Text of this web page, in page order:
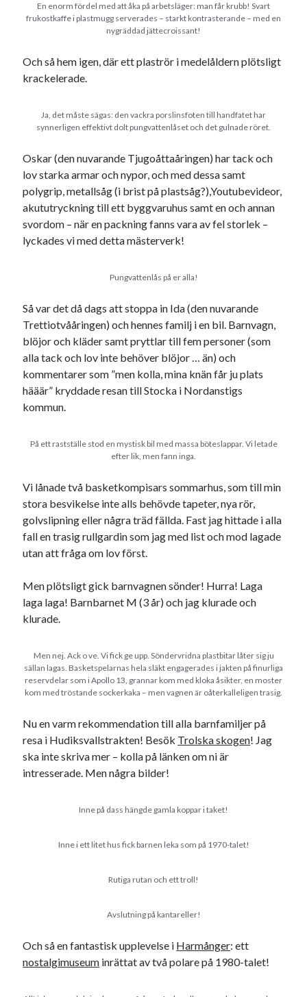
En enorm fördel med att åka på arbetsläger: man får krubb! Svart
frukostkaffe i plastmugg serverades – starkt kontrasterande – med en
nygräddad jättecroissant!
Och så hem igen, där ett plaströr i medelåldern plötsligt
krackelerade.
Ja, det måste sägas: den vackra porslinsfoten till handfatet har
synnerligen effektivt dolt pungvattenlåset och det gulnade röret.
Oskar (den nuvarande Tjugoåttaåringen) har tack och
lov starka armar och nypor, och med dessa samt
polygrip, metallsåg (i brist på plastsåg?),Youtubevideor,
akututryckning till ett byggvaruhus samt en och annan
svordom – när en packning fanns vara av fel storlek –
lyckades vi med detta mästerverk!
Pungvattenlås på er alla!
Så var det då dags att stoppa in Ida (den nuvarande
Trettiotvååringen) och hennes familj i en bil. Barnvagn,
blöjor och kläder samt pryttlar till fem personer (som
alla tack och lov inte behöver blöjor … än) och
kommentarer som ”men kolla, mina knän får ju plats
hääär” kryddade resan till Stocka i Nordanstigs
kommun.
På ett rastställe stod en mystisk bil med massa böteslappar. Vi letade
efter lik, men fann inga.
Vi lånade två basketkompisars sommarhus, som till min
stora besvikelse inte alls behövde tapeter, nya rör,
golvslipning eller några träd fällda. Fast jag hittade i alla
fall en trasig rullgardin som jag med list och mod lagade
utan att fråga om lov först.
Men plötsligt gick barnvagnen sönder! Hurra! Laga
laga laga! Barnbarnet M (3 år) och jag klurade och
klurade.
Men nej. Ack o ve. Vi fick ge upp. Söndervridna plastbitar låter sig ju
sällan lagas. Basketspelarnas hela släkt engagerades i jakten på finurliga
reservdelar som i Apollo 13, grannar kom med kloka åsikter, en moster
kom med tröstande sockerkaka – men vagnen är oåterkalleligen trasig.
Nu en varm rekommendation till alla barnfamiljer på
resa i Hudiksvallstrakten! Besök Trolska skogen! Jag
ska inte skriva mer – kolla på länken om ni är
intresserade. Men några bilder!
Inne på dass hängde gamla koppar i taket!
Inne i ett litet hus fick barnen leka som på 1970-talet!
Rutiga rutan och ett troll!
Avslutning på kantareller!
Och så en fantastisk upplevelse i Harmånger: ett
nostalgimuseum inrättat av två polare på 1980-talet!